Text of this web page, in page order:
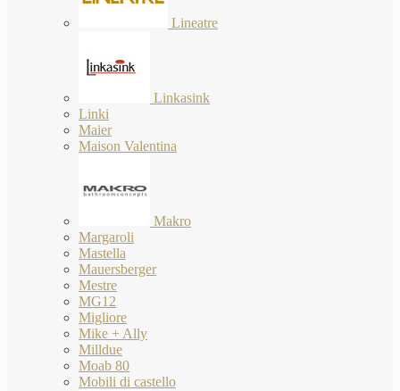
Lineatre
Linkasink
Linki
Maier
Maison Valentina
Makro
Margaroli
Mastella
Mauersberger
Mestre
MG12
Migliore
Mike + Ally
Milldue
Moab 80
Mobili di castello